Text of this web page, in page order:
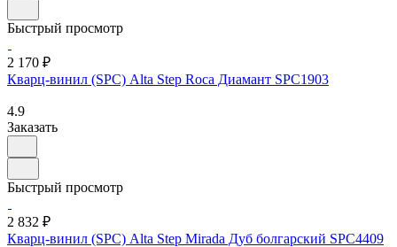
Быстрый просмотр
2 170 ₽
Кварц-винил (SPC) Alta Step Roca Диамант SPC1903
4.9
Заказать
Быстрый просмотр
2 832 ₽
Кварц-винил (SPC) Alta Step Mirada Дуб болгарский SPC4409